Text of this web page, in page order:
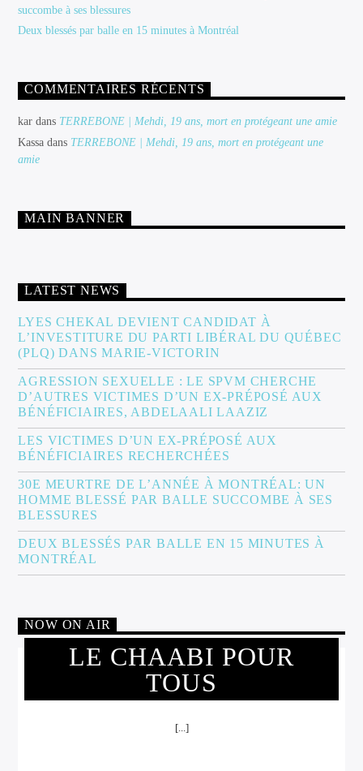
succombe à ses blessures
Deux blessés par balle en 15 minutes à Montréal
COMMENTAIRES RÉCENTS
kar dans TERREBONE | Mehdi, 19 ans, mort en protégeant une amie
Kassa dans TERREBONE | Mehdi, 19 ans, mort en protégeant une
amie
MAIN BANNER
LATEST NEWS
LYES CHEKAL DEVIENT CANDIDAT À
L’INVESTITURE DU PARTI LIBÉRAL DU QUÉBEC
(PLQ) DANS MARIE-VICTORIN
AGRESSION SEXUELLE : LE SPVM CHERCHE
D’AUTRES VICTIMES D’UN EX-PRÉPOSÉ AUX
BÉNÉFICIAIRES, ABDELAALI LAAZIZ
LES VICTIMES D’UN EX-PRÉPOSÉ AUX
BÉNÉFICIAIRES RECHERCHÉES
30E MEURTRE DE L’ANNÉE À MONTRÉAL: UN
HOMME BLESSÉ PAR BALLE SUCCOMBE À SES
BLESSURES
DEUX BLESSÉS PAR BALLE EN 15 MINUTES À
MONTRÉAL
NOW ON AIR
LE CHAABI POUR
TOUS
[...]